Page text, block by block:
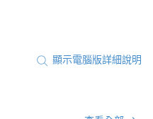
顯示電腦版詳細說明